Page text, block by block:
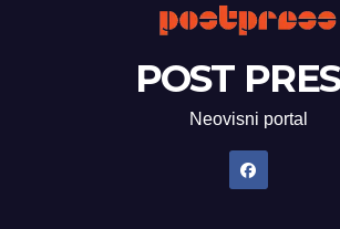
POST
Neovisni portal